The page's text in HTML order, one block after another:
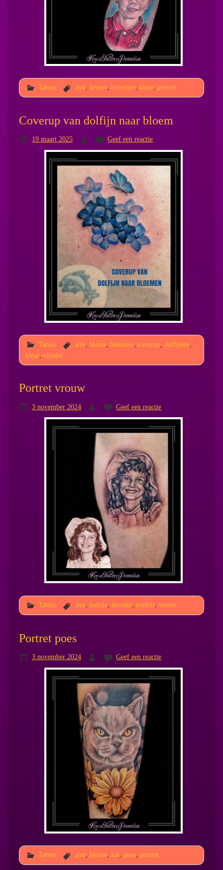
Tattoo arm, broers, broertjes, kleur, portret
Coverup van dolfijn naar bloem
19 maart 2025 Geef een reactie
Tattoo arm blauw, bloemen coverup, dolfijnen
kleur, vlinder
Portret vrouw
3 november 2024 Geef een reactie
Tattoo arm meisje, moeder, portret, vrouw
Portret poes
3 november 2024 Geef een reactie
Tattoo arm, bloem, kat, poes, portret